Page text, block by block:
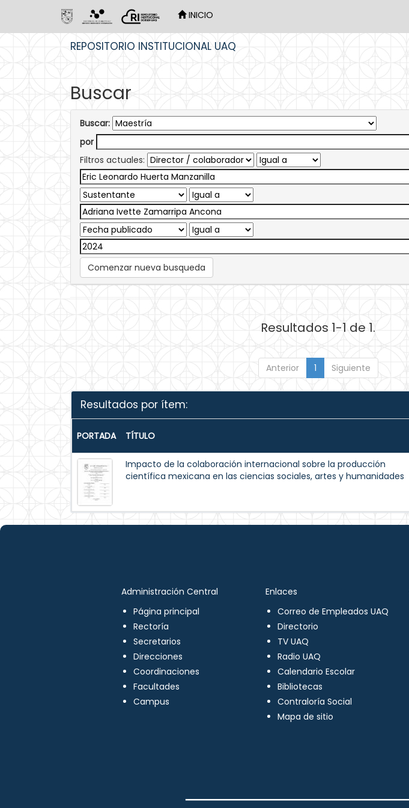
INICIO
REPOSITORIO INSTITUCIONAL UAQ
Buscar
Buscar:
por
Filtros actuales:
Comenzar nueva busqueda
Resultados 1-1 de 1.
Anterior 1 Siguiente
Resultados por ítem:
PORTADA TÍTULO
Impacto de la colaboración internacional sobre la producción
científica mexicana en las ciencias sociales, artes y humanidades
Administración Central
Página principal
Rectoría
Secretarios
Direcciones
Coordinaciones
Facultades
Campus
Enlaces
Correo de Empleados UAQ
Directorio
TV UAQ
Radio UAQ
Calendario Escolar
Bibliotecas
Contraloría Social
Mapa de sitio